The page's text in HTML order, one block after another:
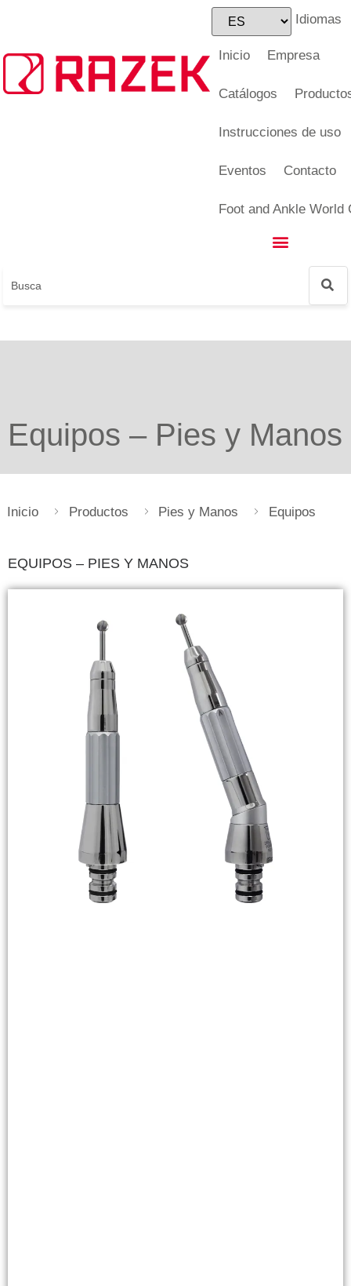
Idiomas
Inicio Empresa
Catálogos
Instrucciones de uso
Eventos Contacto
Foot and Ankle World
Equipos – Pies y Manos
Inicio Productos Pies y Manos Equipos
EQUIPOS – PIES Y MANOS